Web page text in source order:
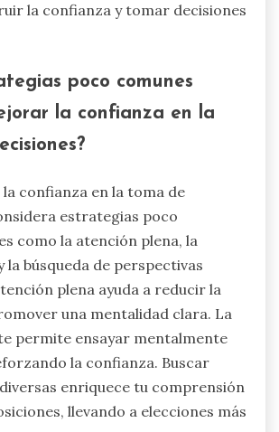
la confianza y tomar decisiones
poco comunes
la confianza en la
confianza en la toma de
estrategias poco
como la atención plena, la
la búsqueda de perspectivas
plena ayuda a reducir la
una mentalidad clara. La
permite ensayar mentalmente
la confianza. Buscar
enriquece tu comprensión
llevando a elecciones más